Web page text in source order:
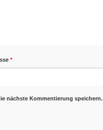
*
nächste Kommentierung speichern.